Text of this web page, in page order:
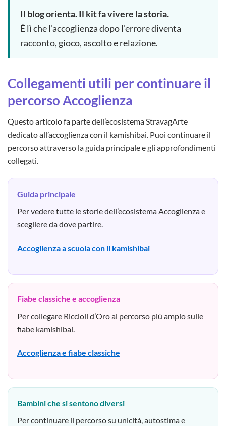
Il blog orienta. Il kit fa vivere la storia.
È lì che l’accoglienza dopo l’errore diventa
racconto, gioco, ascolto e relazione.
Collegamenti utili per continuare il
percorso Accoglienza
Questo articolo fa parte dell’ecosistema StravagArte
dedicato all’accoglienza con il kamishibai. Puoi continuare il
percorso attraverso la guida principale e gli approfondimenti
collegati.
Guida principale
Per vedere tutte le storie dell’ecosistema Accoglienza e
scegliere da dove partire.
Accoglienza a scuola con il kamishibai
Fiabe classiche e accoglienza
Per collegare Riccioli d’Oro al percorso più ampio sulle
fiabe kamishibai.
Accoglienza e fiabe classiche
Bambini che si sentono diversi
Per continuare il percorso su unicità, autostima e